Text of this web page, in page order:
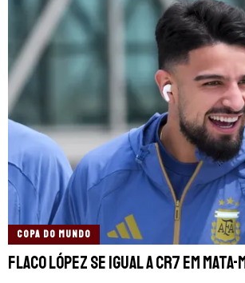
COPA DO MUNDO
Flaco López se igual a CR7 em mata-